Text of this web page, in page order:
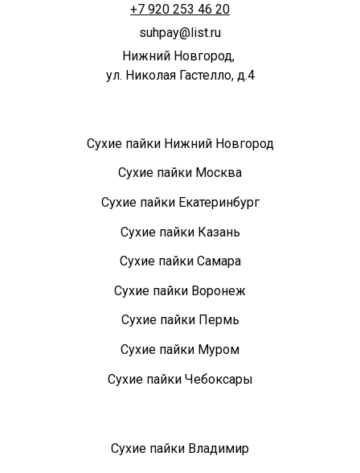
+7 920 253 46 20
suhpay@list.ru
Нижний Новгород,
ул. Николая Гастелло, д.4
Сухие пайки Нижний Новгород
Сухие пайки Москва
Сухие пайки Екатеринбург
Сухие пайки Казань
Сухие пайки Самара
Сухие пайки Воронеж
Сухие пайки Пермь
Сухие пайки Муром
Сухие пайки Чебоксары
Сухие пайки Владимир